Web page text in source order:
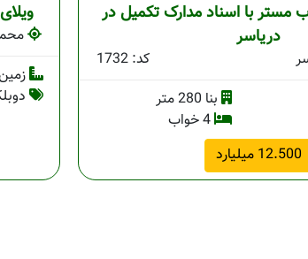
3 خواب مستر با اسناد مدارک تکمیل در
دریاسر
کد: 1732
بنا 280 متر
4 خواب
12.500 میلیارد
زمین 480